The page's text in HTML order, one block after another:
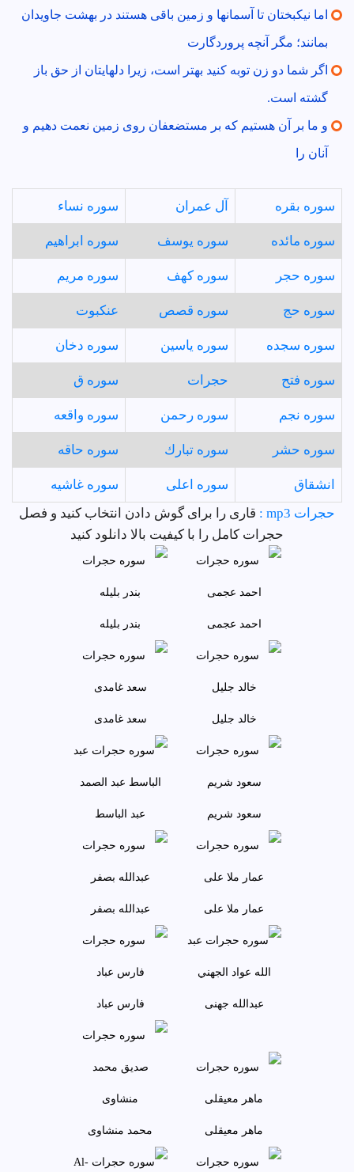
اما نيكبختان تا آسمانها و زمين باقى هستند در بهشت جاويدان
بمانند؛ مگر آنچه پروردگارت
اگر شما دو زن توبه كنيد بهتر است، زيرا دلهايتان از حق باز
گشته است.
و ما بر آن هستيم كه بر مستضعفان روى زمين نعمت دهيم و
آنان را
سوره بقره آل عمران سوره نساء
سوره مائده سوره يوسف سوره ابراهيم
سوره حجر سوره كهف سوره مريم
سوره حج سوره قصص عنكبوت
سوره سجده سوره ياسين سوره دخان
سوره فتح حجرات سوره ق
سوره نجم سوره رحمن سوره واقعه
سوره حشر سوره تبارك سوره حاقه
انشقاق سوره اعلى
سوره غاشيه
حجرات mp3 :
قاری را برای گوش دادن انتخاب کنید و فصل
حجرات کامل را با کیفیت بالا دانلود کنید
احمد عجمى بندر بليله
خالد جليل سعد غامدی
سعود شريم عبد الباسط
عمار ملا علی عبدالله بصفر
عبدالله جهنی فارس عباد
ماهر معيقلی محمد منشاوی